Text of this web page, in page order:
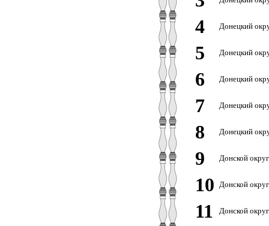
4 Донецкий
5 Донецкий
6 Донецкий
7 Донецкий
8 Донецкий
9 Донской
10 Донской
11 Донской